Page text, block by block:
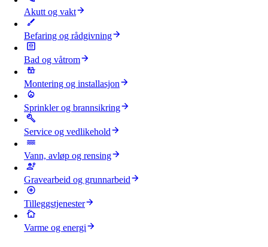
Akutt og vakt
Befaring og rådgivning
Bad og våtrom
Montering og installasjon
Sprinkler og brannsikring
Service og vedlikehold
Vann, avløp og rensing
Gravearbeid og grunnarbeid
Tilleggstjenester
Varme og energi